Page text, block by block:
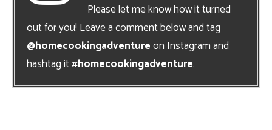
Please let me know how it turned
out for you! Leave a comment below and tag
@homecookingadventureon Instagram and
hashtag it#homecookingadventure.